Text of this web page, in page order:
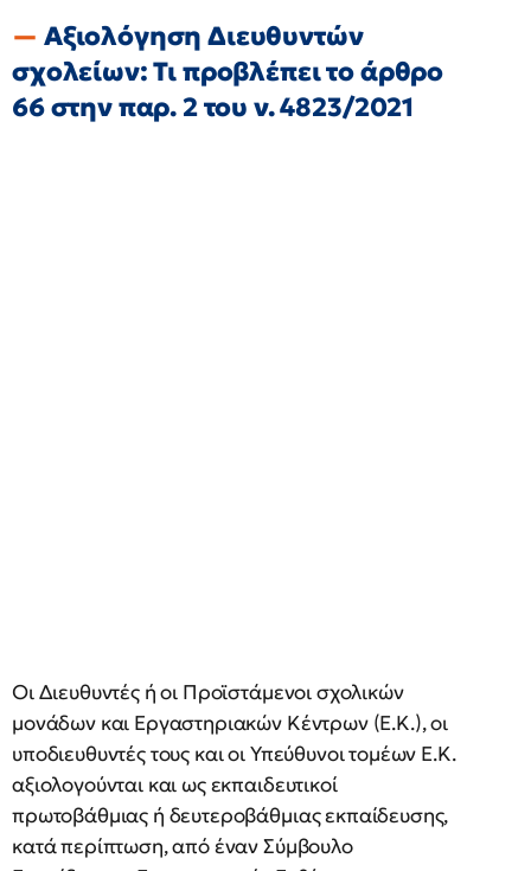
Αξιολόγηση Διευθυντών
σχολείων: Τι προβλέπει το άρθρο
66 στην παρ. 2 του ν. 4823/2021
Οι Διευθυντές ή οι Προϊστάμενοι σχολικών
μονάδων και Εργαστηριακών Κέντρων (Ε.Κ.), οι
υποδιευθυντές τους και οι Υπεύθυνοι τομέων Ε.Κ.
αξιολογούνται και ως εκπαιδευτικοί
πρωτοβάθμιας ή δευτεροβάθμιας εκπαίδευσης,
κατά περίπτωση, από έναν Σύμβουλο